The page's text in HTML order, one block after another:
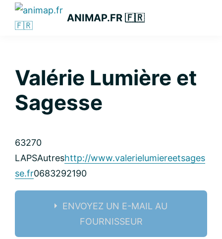
Passer
principale
Passer
Passer
latérale
principale
ANIMAP.FR 🇫🇷
Valérie Lumière et
Sagesse
63270
LAPSAutreshttp://www.valerielumiereetsages
se.fr0683292190
ENVOYEZ UN E-MAIL AU
FOURNISSEUR